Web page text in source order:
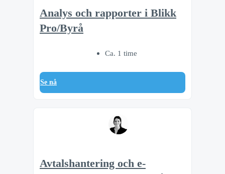
Analys och rapporter i Blikk
Pro/Byrå
Ca. 1 time
Se nå
Avtalshantering och e-